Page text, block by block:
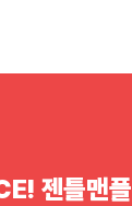
젠틀맨플